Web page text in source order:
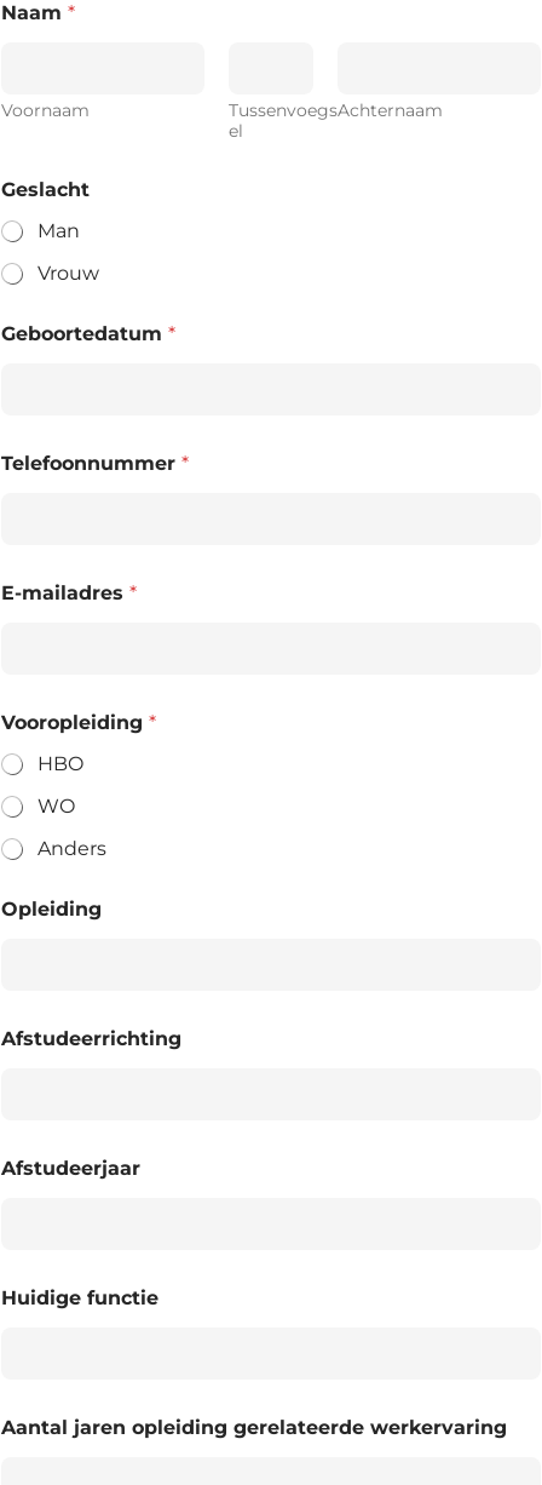
Naam *
Voornaam
Tussenvoegs
el
Achternaam
Geslacht
Man
Vrouw
Geboortedatum *
Telefoonnummer *
E-mailadres *
Vooropleiding *
HBO
WO
Anders
Opleiding
Afstudeerrichting
Afstudeerjaar
Huidige functie
Aantal jaren opleiding gerelateerde werkervaring